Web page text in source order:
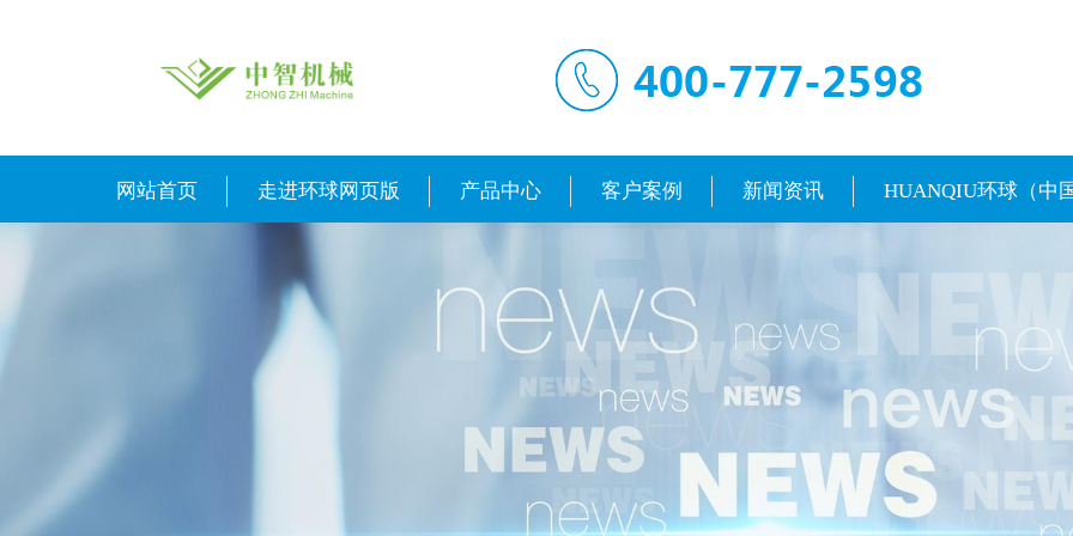
网站首页 走进环球网页版 产品中心 客户案例 新闻资讯 HUANQIU环球（中